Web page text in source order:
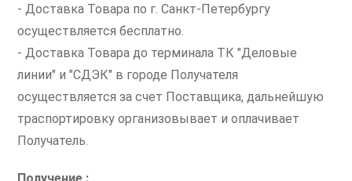
- Доставка Товара по г. Санкт-Петербургу
осуществляется бесплатно.
- Доставка Товара до терминала ТК "Деловые
линии" и "СДЭК" в городе Получателя
осуществляется за счет Поставщика, дальнейшую
траспортировку организовывает и оплачивает
Получатель.
Получение :